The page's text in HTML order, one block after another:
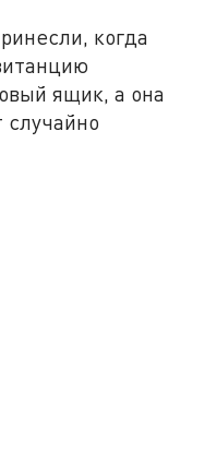
когда
ящик, а она
случайно